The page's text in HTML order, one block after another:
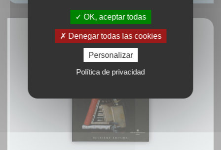
OK, aceptar todas
Denegar todas las cookies
Personalizar
Política de privacidad